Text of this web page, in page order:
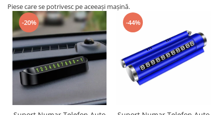
Piese care se potrivesc pe aceeași mașină.
-20%
-44%